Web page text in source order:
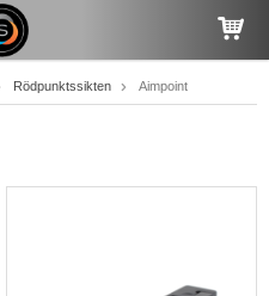
Rödpunktssikten Aimpoint